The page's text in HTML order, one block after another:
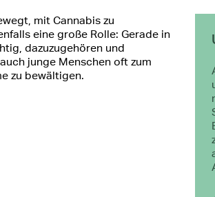
mit Cannabis zu
eine große Rolle: Gerade in
dazuzugehören und
junge Menschen oft zum
zu bewältigen.